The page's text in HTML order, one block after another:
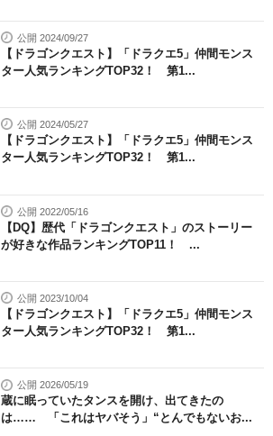
公開 2024/09/27
【ドラゴンクエスト】「ドラクエ5」仲間モンス
ター人気ランキングTOP32！ 第1...
公開 2024/05/27
【ドラゴンクエスト】「ドラクエ5」仲間モンス
ター人気ランキングTOP32！ 第1...
公開 2022/05/16
【DQ】歴代「ドラゴンクエスト」のストーリー
が好きな作品ランキングTOP11！ ...
公開 2023/10/04
【ドラゴンクエスト】「ドラクエ5」仲間モンス
ター人気ランキングTOP32！ 第1...
公開 2026/05/19
蔵に眠っていたタンスを開け、出てきたの
は…… 「これはヤバそう」“とんでもないお...